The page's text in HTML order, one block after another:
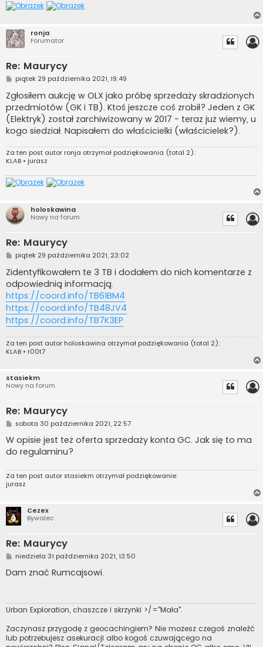
ronja
Forumator
Re: Maurycy
P
o
s
t
piątek 29 października 2021, 19:49
Zgłosiłem aukcję w OLX jako próbę sprzedaży skradzionych
przedmiotów (GK i TB). Ktoś jeszcze coś zrobił? Jeden z GK
(Elektryk) został zarchiwizowany w 2017 - teraz już wiemy, u
kogo siedział. Napisałem do właścicielki (właścicielek?).
Za ten post autor ronja otrzymał podziękowania (total 2):
KLAB • jurasz
holoskawina
Nowy na forum
Re: Maurycy
P
o
s
t
piątek 29 października 2021, 23:02
Zidentyfikowałem te 3 TB i dodałem do nich komentarze z
odpowiednią informacją.
https://coord.info/TB61BM4
https://coord.info/TB48JV4
https://coord.info/TB7K3EP
Za ten post autor holoskawina otrzymał podziękowania (total 2):
KLAB • r00t7
stasiekm
Nowy na forum
Re: Maurycy
P
s
t
sobota 30 października 2021, 22:57
W opisie jest też oferta sprzedaży konta GC. Jak się to ma
do regulaminu?
Za ten post autor stasiekm otrzymał podziękowanie:
jurasz
Cezex
Bywalec
Re: Maurycy
P
s
t
niedziela 31 października 2021, 13:50
Dam znać Rumcajsowi.
Urban Exploration, chaszcze i skrzynki >/="Mała".
Zaczynasz przygodę z geocachingiem? Nie możesz czegoś znaleźć
lub potrzebujesz asekuracji albo kogoś czuwającego na